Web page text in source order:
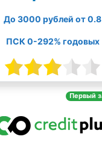
До 3000 рублей от 0.8
ПСК 0-292% годовых
Первый